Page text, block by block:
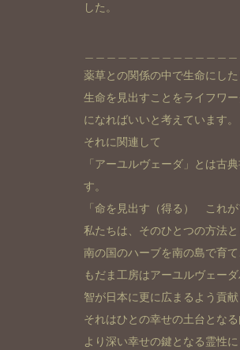
した。
薬草との関係の中で生命にした
生命を見出すことをライフワ
になればいいと考えています。
それに関連して
「アーユルヴェーダ」とは古
す。
「命を見出す（得る） これが
私たちは、そのひとつの方法と
南の国のハーブを南の島で育
もだま工房はアーユルヴェー
智が日本に更に広まるよう貢献
それはひとの幸せの土台とな
より深い幸せの鍵となる霊性